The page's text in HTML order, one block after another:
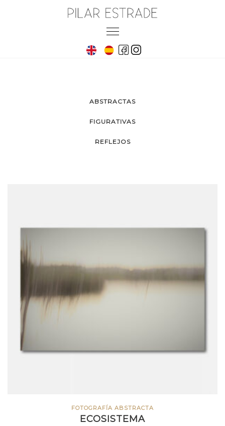
Toggle
ABSTRACTAS
FIGURATIVAS
REFLEJOS
FOTOGRAFÍA ABSTRACTA
ECOSISTEMA